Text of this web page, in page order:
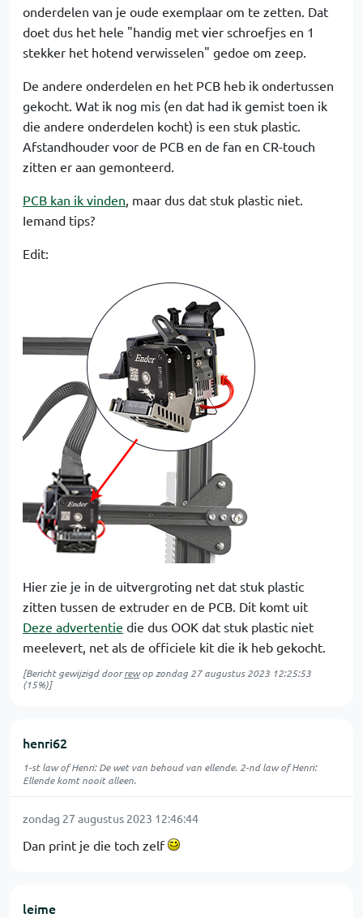
onderdelen van je oude exemplaar om te zetten. Dat
doet dus het hele "handig met vier schroefjes en 1
stekker het hotend verwisselen" gedoe om zeep.
De andere onderdelen en het PCB heb ik ondertussen
gekocht. Wat ik nog mis (en dat had ik gemist toen ik
die andere onderdelen kocht) is een stuk plastic.
Afstandhouder voor de PCB en de fan en CR-touch
zitten er aan gemonteerd.
PCB kan ik vinden, maar dus dat stuk plastic niet.
Iemand tips?
Edit:
Hier zie je in de uitvergroting net dat stuk plastic
zitten tussen de extruder en de PCB. Dit komt uit
Deze advertentie die dus OOK dat stuk plastic niet
meelevert, net als de officiele kit die ik heb gekocht.
[Bericht gewijzigd doorrewop zondag 27 augustus 2023 12:25:53
(15%)]
henri62
1-st law of Henri: De wet van behoud van ellende. 2-nd law of Henri:
Ellende komt nooit alleen.
zondag 27 augustus 2023 12:46:44
Dan print je die toch zelf
leime